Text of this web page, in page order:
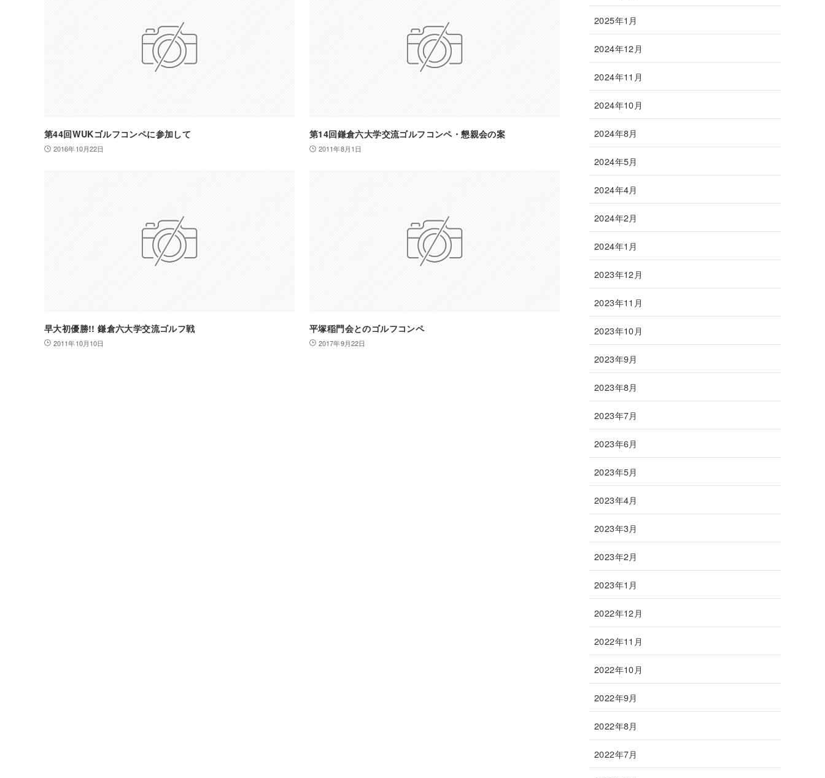
第44回WUKゴルフコンペに参加して
2016年10月22日
第14回鎌倉六大学交流ゴルフコンペ・懇親会の案
2011年8月1日
早大初優勝!! 鎌倉六大学交流ゴルフ戦
2011年10月10日
平塚稲門会とのゴルフコンペ
2017年9月22日
2025年1月
2024年12月
2024年11月
2024年10月
2024年8月
2024年5月
2024年4月
2024年2月
2024年1月
2023年12月
2023年11月
2023年10月
2023年9月
2023年8月
2023年7月
2023年6月
2023年5月
2023年4月
2023年3月
2023年2月
2023年1月
2022年12月
2022年11月
2022年10月
2022年9月
2022年8月
2022年7月